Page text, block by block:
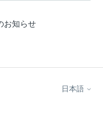
お知らせ
日本語